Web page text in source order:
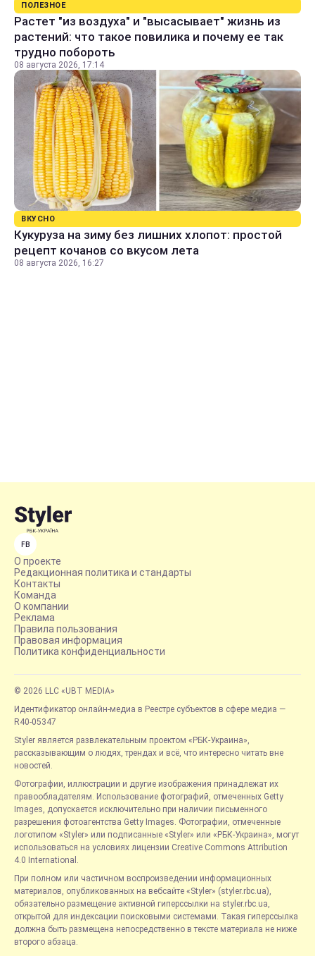
ПОЛЕЗНОЕ
Растет "из воздуха" и "высасывает" жизнь из
растений: что такое повилика и почему ее так
трудно побороть
08 августа 2026, 17:14
ВКУСНО
Кукуруза на зиму без лишних хлопот: простой
рецепт кочанов со вкусом лета
08 августа 2026, 16:27
FB
О проекте
Редакционная политика и стандарты
Контакты
Команда
О компании
Реклама
Правила пользования
Правовая информация
Политика конфиденциальности
© 2026 LLC «UBT MEDIA»
Идентификатор онлайн-медиа в Реестре субъектов в сфере медиа —
R40-05347
Styler является развлекательным проектом «РБК-Украина»,
рассказывающим о людях, трендах и всё, что интересно читать вне
новостей.
Фотографии, иллюстрации и другие изображения принадлежат их
правообладателям. Использование фотографий, отмеченных Getty
Images, допускается исключительно при наличии письменного
разрешения фотоагентства Getty Images. Фотографии, отмеченные
логотипом «Styler» или подписанные «Styler» или «РБК-Украина», могут
использоваться на условиях лицензии Creative Commons Attribution
4.0 International.
При полном или частичном воспроизведении информационных
материалов, опубликованных на вебсайте «Styler» (styler.rbc.ua),
обязательно размещение активной гиперссылки на styler.rbc.ua,
открытой для индексации поисковыми системами. Такая гиперссылка
должна быть размещена непосредственно в тексте материала не ниже
второго абзаца.